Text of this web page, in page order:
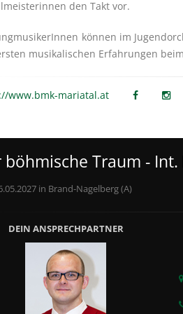
den Takt vor.
können im
musikalischen Erfahrungen
www.bmk-mariatal.at
böhmische Traum -
in Brand-Nagelberg (A)
DEIN ANSPRECHPARTNER